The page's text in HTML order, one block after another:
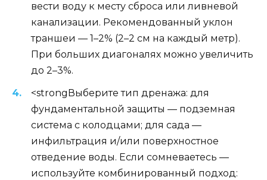
вести воду к месту сброса или ливневой
канализации. Рекомендованный уклон
траншеи — 1–2% (2–2 см на каждый метр).
При больших диагоналях можно увеличить
до 2–3%.
<strongВыберите тип дренажа: для
фундаментальной защиты — подземная
система с колодцами; для сада —
инфильтрация и/или поверхностное
отведение воды. Если сомневаетесь —
используйте комбинированный подход: